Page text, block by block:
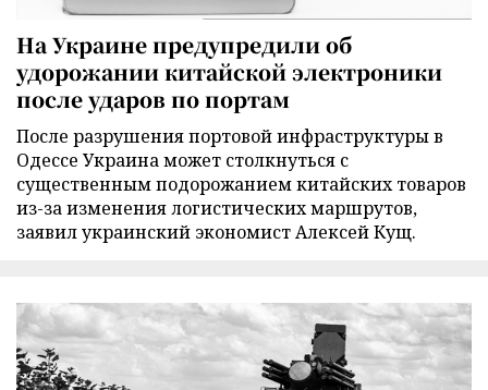
На Украине предупредили об
удорожании китайской электроники
после ударов по портам
После разрушения портовой инфраструктуры в
Одессе Украина может столкнуться с
существенным подорожанием китайских товаров
из-за изменения логистических маршрутов,
заявил украинский экономист Алексей Кущ.